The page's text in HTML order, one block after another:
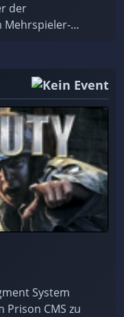
der
Mehrspieler-
System
Prison CMS zu